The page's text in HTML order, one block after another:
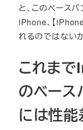
と、このベース
iPhone、【
れるのではない
これま
のベース
には性能